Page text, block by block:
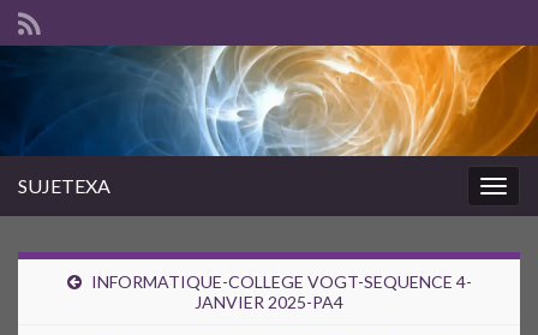
SUJETEXA
INFORMATIQUE-COLLEGE VOGT-SEQUENCE 4-
JANVIER 2025-PA4